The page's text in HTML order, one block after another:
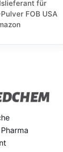
für
FOB USA